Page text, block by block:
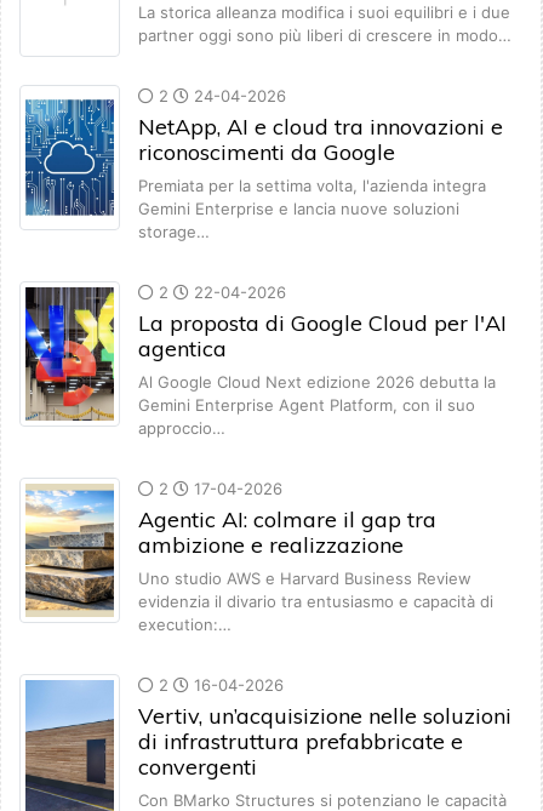
La storica alleanza modifica i suoi equilibri e i due
partner oggi sono più liberi di crescere in modo…
2 24-04-2026
NetApp, AI e cloud tra innovazioni e
riconoscimenti da Google
Premiata per la settima volta, l'azienda integra
Gemini Enterprise e lancia nuove soluzioni
storage…
2 22-04-2026
La proposta di Google Cloud per l'AI
agentica
Al Google Cloud Next edizione 2026 debutta la
Gemini Enterprise Agent Platform, con il suo
approccio…
2 17-04-2026
Agentic AI: colmare il gap tra
ambizione e realizzazione
Uno studio AWS e Harvard Business Review
evidenzia il divario tra entusiasmo e capacità di
execution:…
2 16-04-2026
Vertiv, un’acquisizione nelle soluzioni
di infrastruttura prefabbricate e
convergenti
Con BMarko Structures si potenziano le capacità